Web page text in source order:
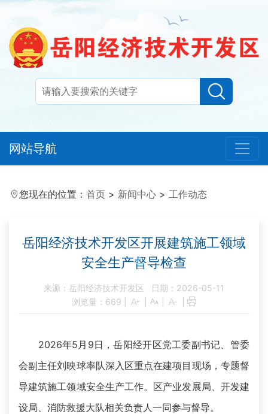
网站导航
您现在的位置： 首页 > 新闻中心 > 工作动态
岳阳经济技术开发区开展建筑施工领域
安全生产督导检查
来源：岳阳经济技术开发区
日期：2026-05-11
浏览量： 669
2026年5月9日，岳阳经开区党工委副书记、管委
会副主任刘映球率队深入区重点在建项目现场，专题督
导建筑施工领域安全生产工作。区产业发展局、开发建
设局、消防救援大队相关负责人一同参与督导。